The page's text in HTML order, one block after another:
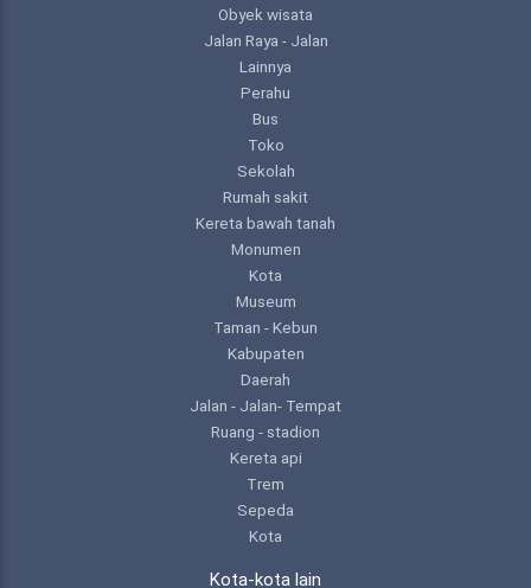
Obyek wisata
Jalan Raya - Jalan
Lainnya
Perahu
Bus
Toko
Sekolah
Rumah sakit
Kereta bawah tanah
Monumen
Kota
Museum
Taman - Kebun
Kabupaten
Daerah
Jalan - Jalan- Tempat
Ruang - stadion
Kereta api
Trem
Sepeda
Kota
Kota-kota lain